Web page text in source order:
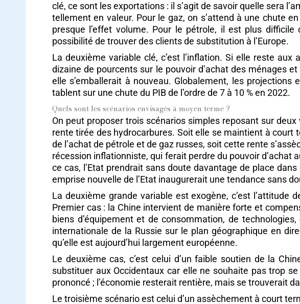
clé, ce sont les exportations : il s’agit de savoir quelle sera
tellement en valeur. Pour le gaz, on s’attend à une chute
presque l’effet volume. Pour le pétrole, il est plus
possibilité de trouver des clients de substitution à l’Europe.
La deuxième variable clé, c’est l’inflation. Si elle reste
dizaine de pourcents sur le pouvoir d’achat des ménages
elle s’emballerait à nouveau. Globalement, les
tablent sur une chute du PIB de l’ordre de 7 à 10 % en 2022.
Quels sont les scénarios envisagés à moyen terme ?
On peut proposer trois scénarios simples reposant sur
rente tirée des hydrocarbures. Soit elle se maintient à court
de l’achat de pétrole et de gaz russes, soit cette rente
récession inflationniste, qui ferait perdre du pouvoir
ce cas, l’Etat prendrait sans doute davantage de place
emprise nouvelle de l’Etat inaugurerait une tendance sans
La deuxième grande variable est exogène, c’est l’attitude
Premier cas : la Chine intervient de manière forte et
biens d’équipement et de consommation, de
internationale de la Russie sur le plan géographique en
qu’elle est aujourd’hui largement européenne.
Le deuxième cas, c’est celui d’un faible soutien de la
substituer aux Occidentaux car elle ne souhaite pas trop
prononcé ; l’économie resterait rentière, mais se trouverait
Le troisième scénario est celui d’un assèchement à court